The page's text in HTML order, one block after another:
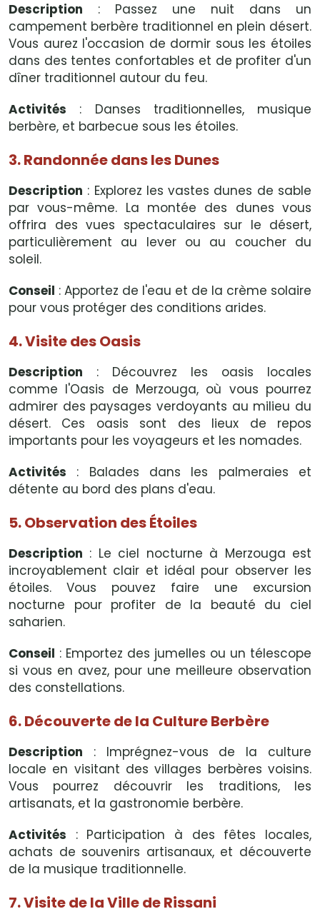
Description : Passez une nuit dans un
campement berbère traditionnel en plein désert.
Vous aurez l'occasion de dormir sous les étoiles
dans des tentes confortables et de profiter d'un
dîner traditionnel autour du feu.
Activités : Danses traditionnelles, musique
berbère, et barbecue sous les étoiles.
3. Randonnée dans les Dunes
Description : Explorez les vastes dunes de sable
par vous-même. La montée des dunes vous
offrira des vues spectaculaires sur le désert,
particulièrement au lever ou au coucher du
soleil.
Conseil : Apportez de l'eau et de la crème solaire
pour vous protéger des conditions arides.
4. Visite des Oasis
Description : Découvrez les oasis locales
comme l'Oasis de Merzouga, où vous pourrez
admirer des paysages verdoyants au milieu du
désert. Ces oasis sont des lieux de repos
importants pour les voyageurs et les nomades.
Activités : Balades dans les palmeraies et
détente au bord des plans d'eau.
5. Observation des Étoiles
Description : Le ciel nocturne à Merzouga est
incroyablement clair et idéal pour observer les
étoiles. Vous pouvez faire une excursion
nocturne pour profiter de la beauté du ciel
saharien.
Conseil : Emportez des jumelles ou un télescope
si vous en avez, pour une meilleure observation
des constellations.
6. Découverte de la Culture Berbère
Description : Imprégnez-vous de la culture
locale en visitant des villages berbères voisins.
Vous pourrez découvrir les traditions, les
artisanats, et la gastronomie berbère.
Activités : Participation à des fêtes locales,
achats de souvenirs artisanaux, et découverte
de la musique traditionnelle.
7. Visite de la Ville de Rissani